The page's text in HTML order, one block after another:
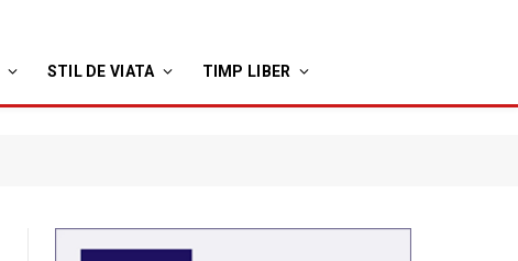
STIL DE VIATA TIMP LIBER